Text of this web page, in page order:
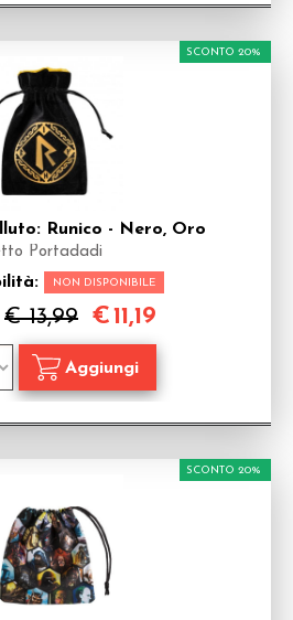
Runico - Nero, Oro
Portadadi
NON DISPONIBILE
€ 13,99
SCONTO 20%
€11,19
SCONTO 20%